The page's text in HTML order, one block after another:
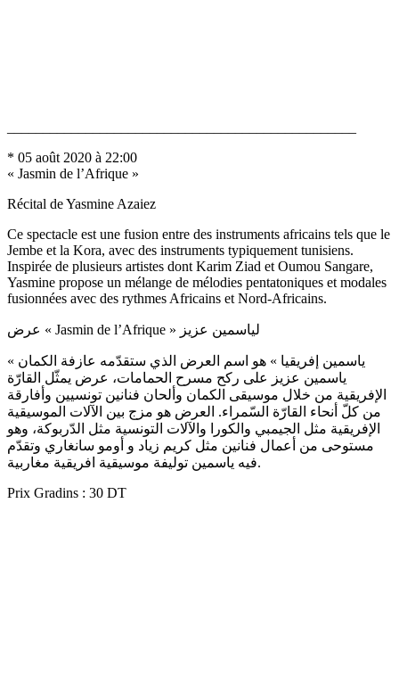
* 05 août 2020 à 22:00
« Jasmin de l’Afrique »
Récital de Yasmine Azaiez
Ce spectacle est une fusion entre des instruments africains tels que le
Jembe et la Kora, avec des instruments typiquement tunisiens.
Inspirée de plusieurs artistes dont Karim Ziad et Oumou Sangare,
Yasmine propose un mélange de mélodies pentatoniques et modales
fusionnées avec des rythmes Africains et Nord-Africains.
عرض « Jasmin de l’Afrique » لياسمين عزيز
« ياسمين إفريقيا » هو اسم العرض الذي ستقدّمه عازفة الكمان
ياسمين عزيز على ركح مسرح الحمامات، عرض يمثّل القارّة
الإفريقية من خلال موسيقى الكمان وألحان فنانين تونسيين وأفارقة
من كلّ أنحاء القارّة السّمراء. العرض هو مزج بين الآلات الموسيقية
الإفريقية مثل الجيمبي والكورا والآلات التونسية مثل الدّربوكة، وهو
مستوحى من أعمال فنانين مثل كريم زياد و أومو سانغاري وتقدّم
فيه ياسمين توليفة موسيقية افريقية مغاربية.
Prix Gradins : 30 DT